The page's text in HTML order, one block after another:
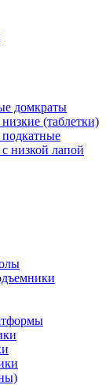
домкраты
(таблетки)
низкой лапой